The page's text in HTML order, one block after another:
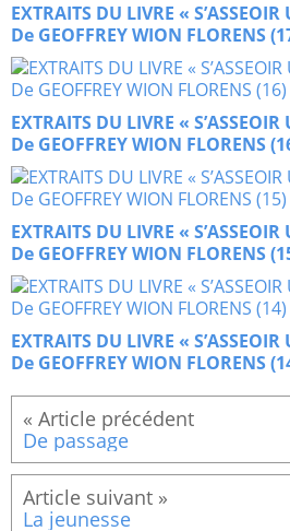
EXTRAITS DU LIVRE «
De GEOFFREY WION FLORENS
EXTRAITS DU LIVRE «
De GEOFFREY WION FLORENS
EXTRAITS DU LIVRE «
De GEOFFREY WION FLORENS
EXTRAITS DU LIVRE «
De GEOFFREY WION FLORENS
De passage
La jeunesse